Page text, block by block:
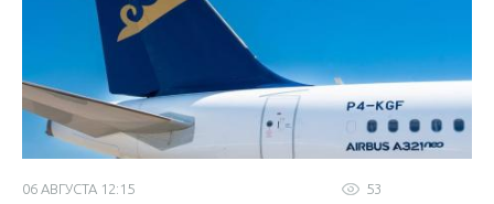
53
06 АВГУСТА 12:15